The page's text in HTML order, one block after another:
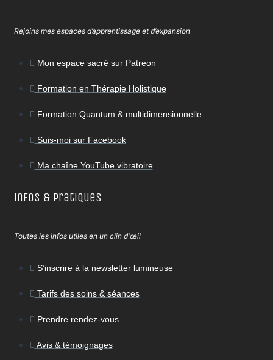
Rejoins mes espaces d’apprentissage et d’expansion
Mon espace sacré sur Patreon
Formation en Thérapie Holistique
Formation Quantum & multidimensionnelle
Suis-moi sur Facebook
Ma chaîne YouTube vibratoire
Infos & Pratiques
Toutes les infos utiles en un clin d'œil
S’inscrire à la newsletter lumineuse
Tarifs des soins & séances
Prendre rendez-vous
Avis & témoignages